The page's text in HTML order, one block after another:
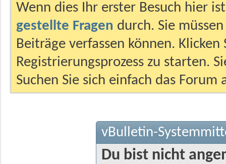
Wenn dies Ihr erster Besuch hier
gestellte Fragen durch. Sie
Beiträge verfassen können.
Registrierungsprozess zu starten.
Suchen Sie sich einfach das
vBulletin-
Du bist nicht